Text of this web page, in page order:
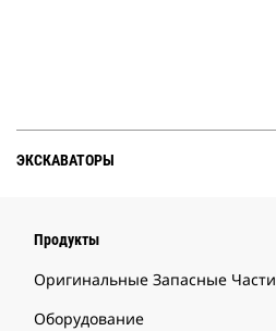
ЭКСКАВАТОРЫ
Продукты
Оригинальные Запасные Части
Оборудование